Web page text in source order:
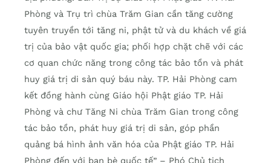
Phòng và Trụ trì chùa Trăm Gian cần tăng cường
tuyên truyền tới tăng ni, phật tử và du khách về giá
trị của bảo vật quốc gia; phối hợp chặt chẽ với các
cơ quan chức năng trong công tác bảo tồn và phát
huy giá trị di sản quý báu này. TP. Hải Phòng cam
kết đồng hành cùng Giáo hội Phật giáo TP. Hải
Phòng và chư Tăng Ni chùa Trăm Gian trong công
tác bảo tồn, phát huy giá trị di sản, góp phần
quảng bá hình ảnh văn hóa của Phật giáo TP. Hải
Phòng đến với bạn bè quốc tế” – Phó Chủ tịch